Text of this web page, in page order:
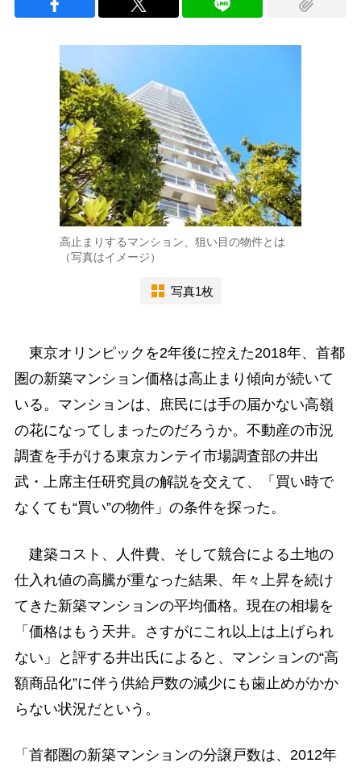
高止まりするマンション、狙い目の物件とは
（写真はイメージ）
写真1枚
東京オリンピックを2年後に控えた2018年、首都
圏の新築マンション価格は高止まり傾向が続いて
いる。マンションは、庶民には手の届かない高嶺
の花になってしまったのだろうか。不動産の市況
調査を手がける東京カンテイ市場調査部の井出
武・上席主任研究員の解説を交えて、「買い時で
なくても“買い”の物件」の条件を探った。
建築コスト、人件費、そして競合による土地の
仕入れ値の高騰が重なった結果、年々上昇を続け
てきた新築マンションの平均価格。現在の相場を
「価格はもう天井。さすがにこれ以上は上げられ
ない」と評する井出氏によると、マンションの“高
額商品化”に伴う供給戸数の減少にも歯止めがかか
らない状況だという。
「首都圏の新築マンションの分譲戸数は、2012年